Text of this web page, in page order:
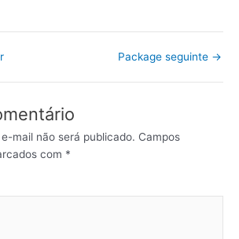
Package seguinte →
mail não será publicado. Campos
com *